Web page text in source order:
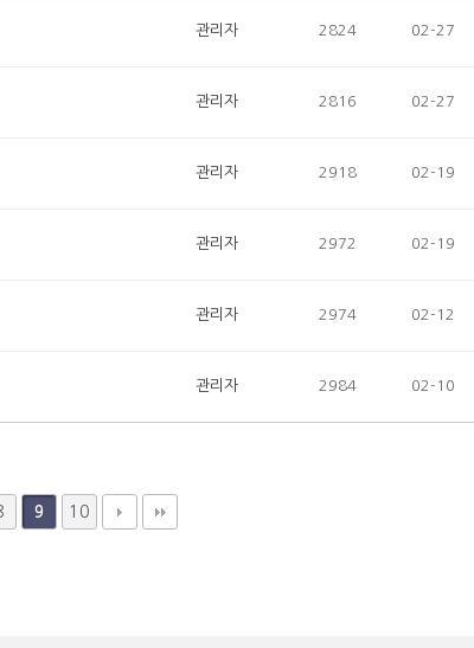
관리자 2824 02-27
관리자 2816 02-27
관리자 2918 02-19
관리자 2972 02-19
관리자 2974 02-12
관리자 2984 02-10
9 10